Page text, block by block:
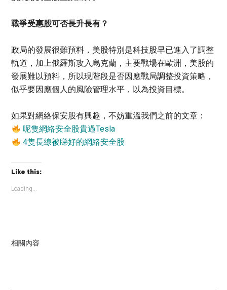
戰爭受惠股可否長升長有？
政局的發展很難預料，美股特別是科技股早已進入了調整
軌道，加上俄羅斯攻入烏克蘭，主要戰場在歐洲，美股的
發展難以預料，所以現階段是否因應戰局調整投資策略，
似乎要因應個人的風險管理水平，以為投資目標。
如果對網絡保安股有興趣，不妨重溫我們之前的文章：
呢隻網絡安全股貴過Tesla
4隻長線被睇好的網絡安全股
Like this:
Loading...
相關內容